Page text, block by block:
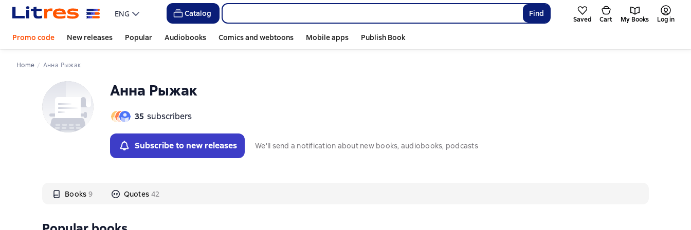
ENG Catalog Find
Saved Cart My Books Log in
Promo code New releases Popular Audiobooks Comics and webtoons Mobile apps Publish Book
Home Анна Рыжак
Анна Рыжак
35 subscribers
Subscribe to new releases We'll send a notification about new books, audiobooks, podcasts
Books 9 Quotes 42
Слайдер с книгами
Слайдер с книгами